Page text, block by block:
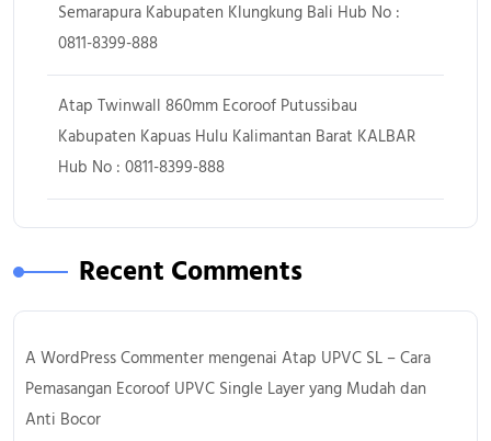
Semarapura Kabupaten Klungkung Bali Hub No :
0811-8399-888
Atap Twinwall 860mm Ecoroof Putussibau
Kabupaten Kapuas Hulu Kalimantan Barat KALBAR
Hub No : 0811-8399-888
Recent Comments
A WordPress Commenter mengenai Atap UPVC SL – Cara
Pemasangan Ecoroof UPVC Single Layer yang Mudah dan
Anti Bocor